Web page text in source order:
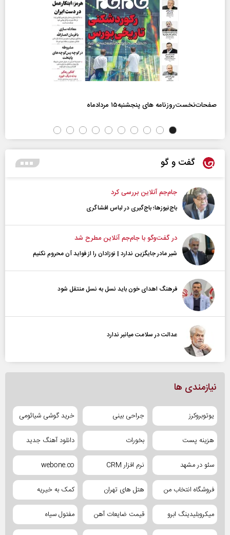
صفحات‌نخست‌روزنامه ها‌ی پنجشنبه‌۱۵ مردادماه
گفت و گو
جام‌جم آنلاین بررسی کرد
باج‌نیوزها؛ باج‌گیری در لباس افشاگری
در گفت‌و‌گو با جام‌جم آنلاین مطرح شد
شیر مادر جایگزین ندارد | نوزادان را از فواید آن محروم نکنیم
فرهنگ اهدای خون باید نسل به نسل منتقل شود
عدالت در سلامت میانبر ندارد
نیازمندی ها
یوتوبروکرز جراحی بینی خرید گوشی شیائومی
هزینه پست بخورات دانلود آهنگ جدید
سئو در مشهد نرم افزار CRM webone.co
فروشگاه انتخاب من هتل های تهران کمک به خیریه
میکروبلیدینگ ابرو قیمت ضایعات آهن مفتول سیاه